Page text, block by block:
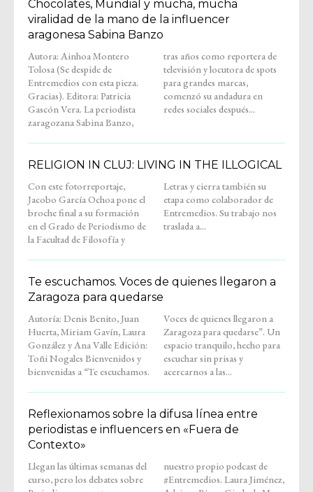
Chocolates, Mundial y mucha, mucha
viralidad de la mano de la influencer
aragonesa Sabina Banzo
Autora: Ainhoa Montero
Tolosa (Se despide de
Entremedios con esta pieza.
Gracias). Editora: Patricia
Gascón Vera. La periodista
zaragozana Sabina Banzo,
tras años como reportera de
televisión y locutora de spots
para grandes marcas,
comenzó su andadura en
redes sociales después...
RELIGION IN CLUJ: LIVING IN THE ILLOGICAL
Con este fotorreportaje,
Jacobo García Ochoa pone el
broche final a su formación
en el Grado de Periodismo de
la Facultad de Filosofía y
Letras y cierra también su
etapa como colaborador de
Entremedios. Su trabajo nos
traslada a...
Te escuchamos. Voces de quienes llegaron a
Zaragoza para quedarse
Autoría: Denis Benito, Juan
Huerta, Miriam Gavín, Laura
González y Ana Valle Edición:
Toñi Nogales Bienvenidos y
bienvenidas a “Te escuchamos.
Voces de quienes llegaron a
Zaragoza para quedarse”. Un
espacio tranquilo, hecho para
escuchar sin prisas y
acercarnos a las...
Reflexionamos sobre la difusa línea entre
periodistas e influencers en «Fuera de
Contexto»
Llegan las últimas semanas del
curso, pero los debates sobre
nuestro propio podcast de
#Entremedios. Laura Jiménez,